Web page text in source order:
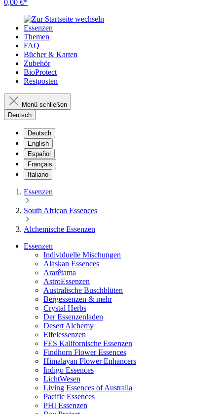
0,00 €*
Essenzen
Themen
FAQ
Bücher & Karten
Zubehör
BioProtect
Restposten
Menü schließen
Deutsch
Deutsch
English
Español
Français
Italiano
Essenzen
South African Essences
Alchemische Essenzen
Essenzen
Individuelle Mischungen
Alaskan Essences
Ararêtama
AstroEssenzen
Australische Buschblüten
Bergessenzen & mehr
Crystal Herbs
Der Essenzenladen
Desert Alchemy
Eifelessenzen
FES Kalifornische Essenzen
Findhorn Flower Essences
Himalayan Flower Enhancers
Indigo Essences
LichtWesen
Living Essences of Australia
Pacific Essences
PHI Essenzen